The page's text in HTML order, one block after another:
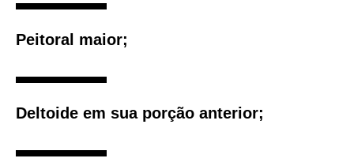
Peitoral maior;
Deltoide em sua porção anterior;